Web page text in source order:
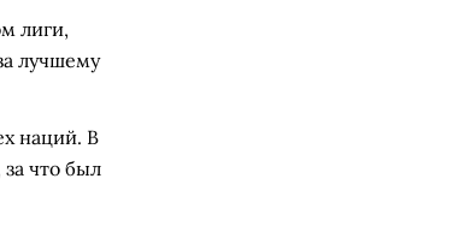
лиги,
лучшему
наций. В
что был